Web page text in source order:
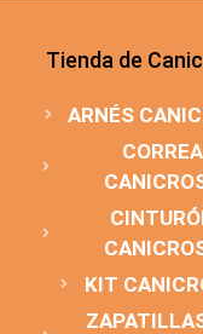
Tienda de
ARNÉS
CORREA
KIT